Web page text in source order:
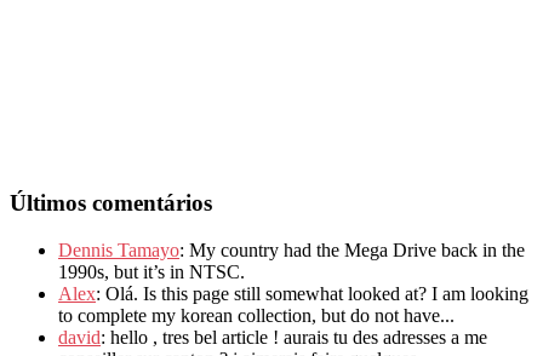
Últimos comentários
Dennis Tamayo: My country had the Mega Drive back in the
1990s, but it’s in NTSC.
Alex: Olá. Is this page still somewhat looked at? I am looking
to complete my korean collection, but do not have...
david: hello , tres bel article ! aurais tu des adresses a me